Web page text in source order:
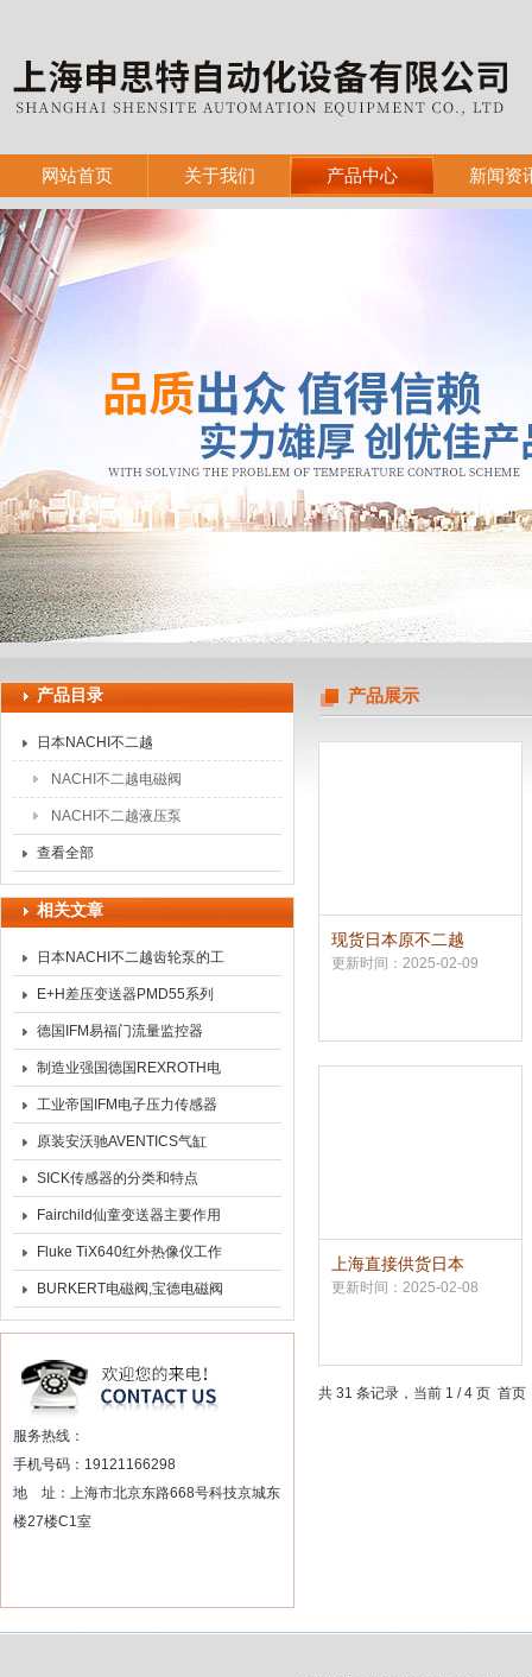
上海申思特自动化设备有限公司
网站首页 关于我们 产品中心 新闻资
产品目录
日本NACHI不二越
NACHI不二越电磁阀
NACHI不二越液压泵
查看全部
相关文章
日本NACHI不二越齿轮泵的工
作原理简介
E+H差压变送器PMD55系列
技术参数
德国IFM易福门流量监控器
SI5010现货供应
制造业强国德国REXROTH电
磁阀的结构原理
工业帝国IFM电子压力传感器
PN7004产品
原装安沃驰AVENTICS气缸
3660905000产品参数
SICK传感器的分类和特点
Fairchild仙童变送器主要作用
Fluke TiX640红外热像仪工作
原理
BURKERT电磁阀,宝德电磁阀
工作原理
服务热线：
手机号码：19121166298
地 址：上海市北京东路668号科技京城东
楼27楼C1室
产品展示
现货日本原不二越
NACHI齿轮泵IPH系列
更新时间：2025-02-09
上海直接供货日本
NACHI不二越柱塞泵IPH
更新时间：2025-02-08
共 31 条记录，当前 1 / 4 页 首